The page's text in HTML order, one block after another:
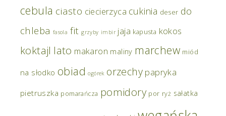
cebula ciasto ciecierzyca cukinia deser do
chleba fasola fit grzyby imbir jaja kapusta kokos
koktajl lato makaron maliny marchew miód
na słodko obiad ogórek orzechy papryka
pietruszka pomarańcza pomidory por ryż sałatka